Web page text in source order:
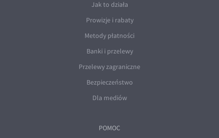
Jak to działa
Prowizje i rabaty
Metody płatności
Banki i przelewy
Przelewy zagraniczne
Bezpieczeństwo
Dla mediów
POMOC